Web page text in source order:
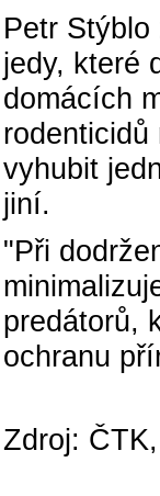
Petr
jedy, které
domácích
vyhubit
jiní.
"Při
predátorů,
ochranu
Zdroj: